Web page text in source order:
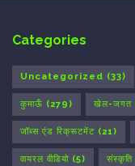
Categories
Uncategorized (33)
कुमाऊँ (279) खेल-जगत
जॉब्स एंड रिक्रूटमेंट (21)
वायरल वीडियो (5) संस्कृति